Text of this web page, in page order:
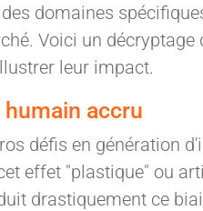
domaines
Voici un
leur impact.
accru
défis en génération
effet "plastique" ou
drastiquement ce